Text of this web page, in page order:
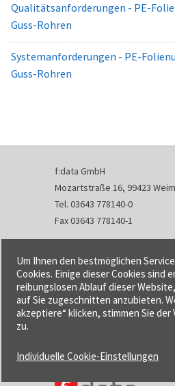
Qualitätsanforderungen - PE-
Guss-Rohren
Systemanforderungen - PE-
Guss-Rohren
f:data GmbH
Mozartstraße 16, 99423
Tel. 03643 778140-0
Fax 03643 778140-1
info@fdata.de
Kontakt
Impressum
Datenschutzerklärung
Urheberrecht und Haftung
Cookie-Einstellungen
Um Ihnen den bestmöglichen
Cookies. Einige dieser Cookies sind
reibungslosen Ablauf dieser
auf Sie zugeschnitten anzubieten.
akzeptiere“ klicken, stimmen Sie
zu.
Individuelle Cookie-Einstellungen